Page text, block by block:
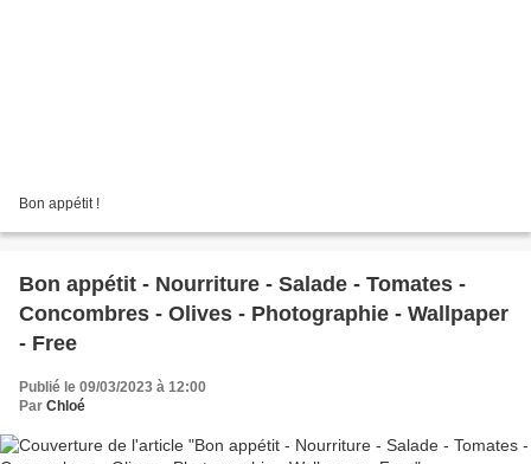
Bon appétit !
Bon appétit - Nourriture - Salade - Tomates -
Concombres - Olives - Photographie - Wallpaper
- Free
Publié le 09/03/2023 à 12:00
Par Chloé